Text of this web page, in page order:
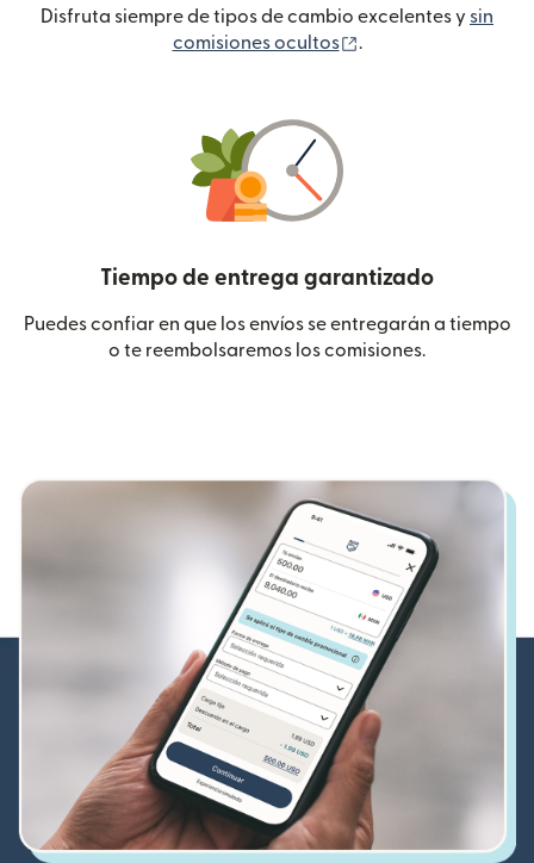
Disfruta siempre de tipos de cambio excelentes y sin
comisiones ocultos
.
Tiempo de entrega garantizado
Puedes confiar en que los envíos se entregarán a tiempo
o te reembolsaremos los comisiones.